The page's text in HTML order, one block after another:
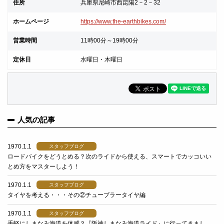
住所 兵庫県尼崎市西昆陽2－2－32
ホームページ https://www.the-earthbikes.com/
営業時間 11時00分～19時00分
定休日 水曜日・木曜日
人気の記事
1970.1.1 スタッフブログ
ロードバイクをどうとめる？次のライドから使える、スマートでカッコいい
とめ方をマスターしよう！
1970.1.1 スタッフブログ
タイヤを考える・・・その②チューブラータイヤ編
1970.1.1 スタッフブログ